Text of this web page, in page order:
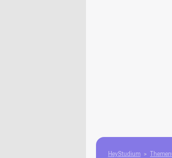
HeyStudium